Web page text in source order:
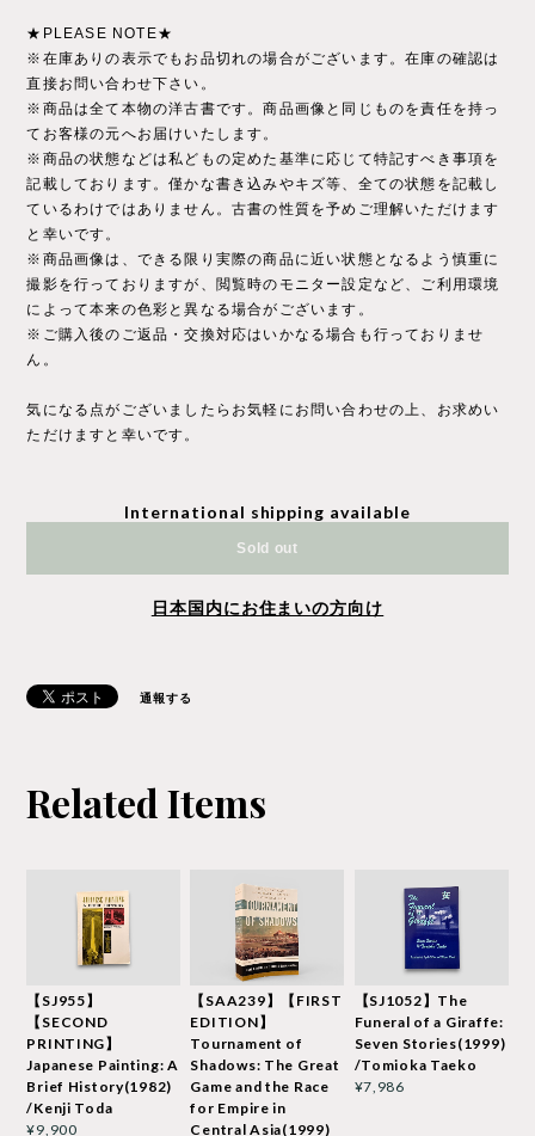
★PLEASE NOTE★
※在庫ありの表示でもお品切れの場合がございます。在庫の確認は
直接お問い合わせ下さい。
※商品は全て本物の洋古書です。商品画像と同じものを責任を持っ
てお客様の元へお届けいたします。
※商品の状態などは私どもの定めた基準に応じて特記すべき事項を
記載しております。僅かな書き込みやキズ等、全ての状態を記載し
ているわけではありません。古書の性質を予めご理解いただけます
と幸いです。
※商品画像は、できる限り実際の商品に近い状態となるよう慎重に
撮影を行っておりますが、閲覧時のモニター設定など、ご利用環境
によって本来の色彩と異なる場合がございます。
※ご購入後のご返品・交換対応はいかなる場合も行っておりませ
ん。
気になる点がございましたらお気軽にお問い合わせの上、お求めい
ただけますと幸いです。
International shipping available
Sold out
日本国内にお住まいの方向け
通報する
Related Items
【SJ955】
【SECOND
PRINTING】
Japanese Painting: A
Brief History(1982)
/Kenji Toda
¥9,900
【SAA239】【FIRST
EDITION】
Tournament of
Shadows: The Great
Game and the Race
for Empire in
Central Asia(1999)
【SJ1052】The
Funeral of a Giraffe:
Seven Stories(1999)
/Tomioka Taeko
¥7,986